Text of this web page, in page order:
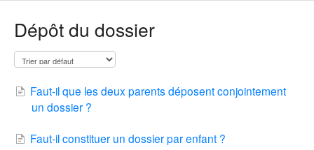
Dépôt du dossier
Faut-il que les deux parents déposent conjointement
un dossier ?
Faut-il constituer un dossier par enfant ?